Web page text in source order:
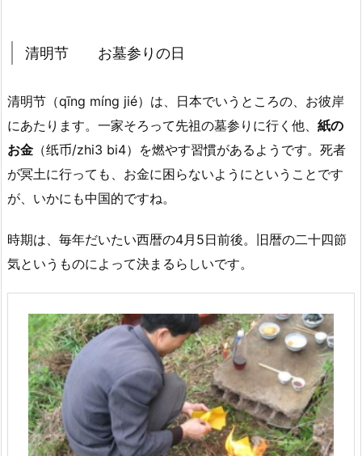
清明节 お墓参りの日
清明节（qīnɡ mínɡ jié）は、日本でいうところの、お彼岸
にあたります。一家そろって先祖の墓参りに行く他、 紙の
お金 （纸币/zhi3 bi4）を燃やす習慣があるようです。死者
が冥土に行っても、お金に困らないようにということです
が、 いかにも中国的ですね。
時期は、毎年だいたい西暦の4月5日前後。旧暦の二十四節
気というものによって決まるらしいです。